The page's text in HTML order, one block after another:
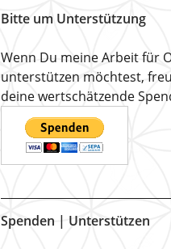
Bitte um Unterstützung
Wenn Du meine Arbeit für
unterstützen möchtest,
deine wertschätzende
Spenden | Unterstützen